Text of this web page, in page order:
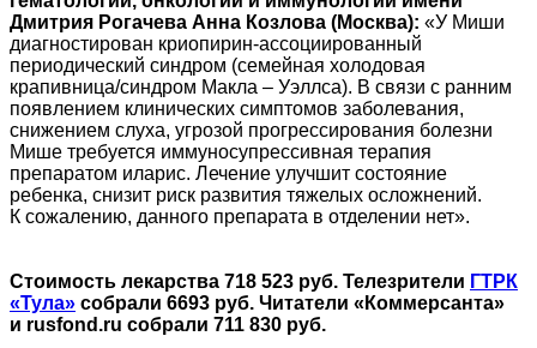
Дмитрия Рогачева Анна Козлова (Москва): «У Миши
диагностирован криопирин-ассоциированный
периодический синдром (семейная холодовая
крапивница/синдром Макла – Уэллса). В связи с ранним
появлением клинических симптомов заболевания,
снижением слуха, угрозой прогрессирования болезни
Мише требуется иммуносупрессивная терапия
препаратом иларис. Лечение улучшит состояние
ребенка, снизит риск развития тяжелых осложнений.
К сожалению, данного препарата в отделении нет».
Стоимость лекарства 718 523 руб. Телезрители ГТРК
«Тула» собрали 6693 руб. Читатели «Коммерсанта»
и rusfond.ru собрали 711 830 руб.